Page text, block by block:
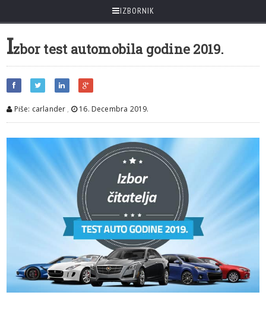
IZBORNIK
Izbor test automobila godine 2019.
Piše: carlander , 16. Decembra 2019.